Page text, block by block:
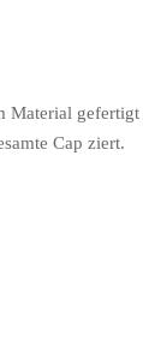
Cap ziert.